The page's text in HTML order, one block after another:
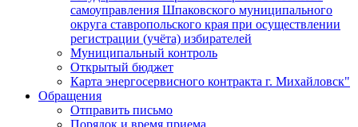
самоуправления Шпаковского муниципального
округа ставропольского края при осуществлении
регистрации (учёта) избирателей
Муниципальный контроль
Открытый бюджет
Карта энергосервисного контракта г. Михайловск"
Обращения
Отправить письмо
Порядок и время приема